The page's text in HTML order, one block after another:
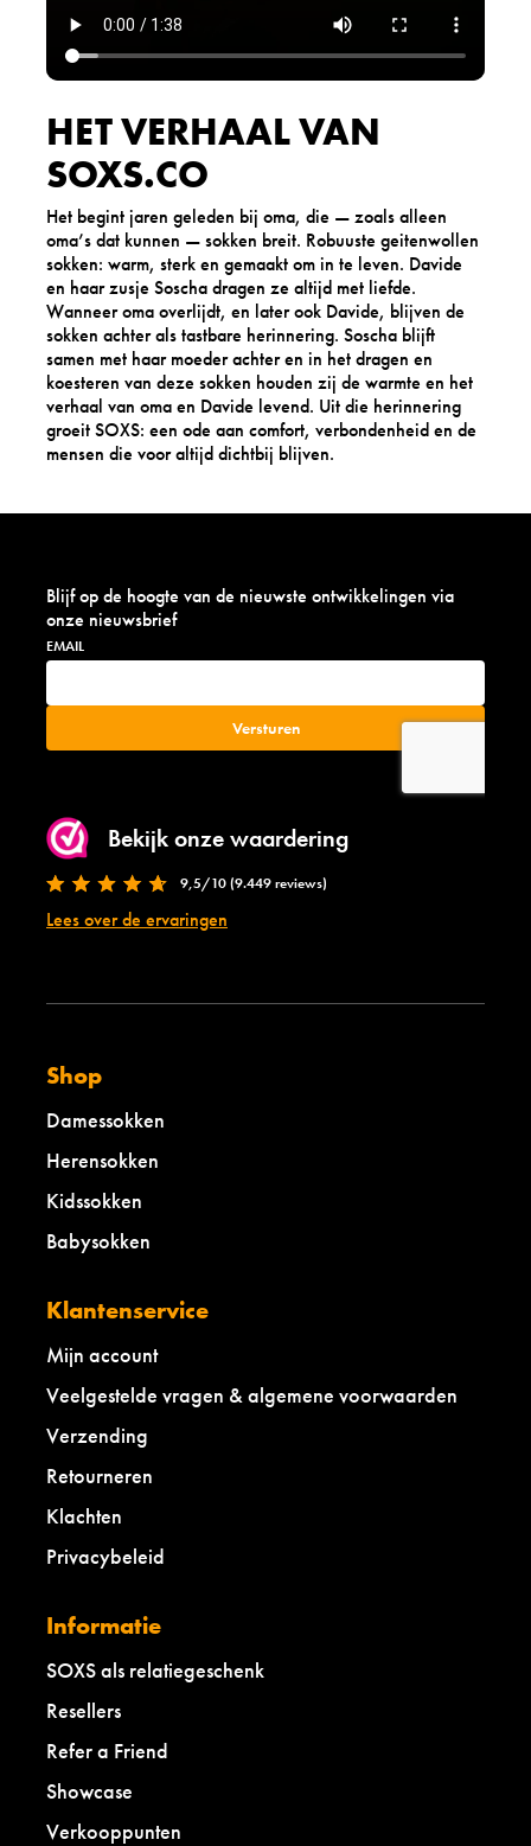
HET VERHAAL VAN
SOXS.CO
Het begint jaren geleden bij oma, die — zoals alleen
oma’s dat kunnen — sokken breit. Robuuste geitenwollen
sokken: warm, sterk en gemaakt om in te leven. Davide
en haar zusje Soscha dragen ze altijd met liefde.
Wanneer oma overlijdt, en later ook Davide, blijven de
sokken achter als tastbare herinnering. Soscha blijft
samen met haar moeder achter en in het dragen en
koesteren van deze sokken houden zij de warmte en het
verhaal van oma en Davide levend. Uit die herinnering
groeit SOXS: een ode aan comfort, verbondenheid en de
mensen die voor altijd dichtbij blijven.
Blijf op de hoogte van de nieuwste ontwikkelingen via
onze nieuwsbrief
Bekijk onze waardering
9,5/10 (9.449 reviews)
Lees over de ervaringen
Shop
Damessokken
Herensokken
Kidssokken
Babysokken
Klantenservice
Mijn account
Veelgestelde vragen & algemene voorwaarden
Verzending
Retourneren
Klachten
Privacybeleid
Informatie
SOXS als relatiegeschenk
Resellers
Refer a Friend
Showcase
Verkooppunten